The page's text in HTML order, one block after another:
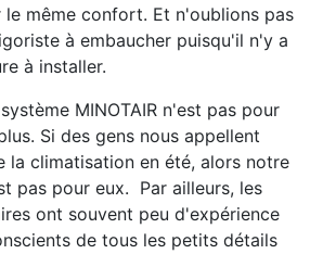
même confort. Et n'oublions pas
à embaucher puisqu'il n'y a
à installer.
MINOTAIR n'est pas pour
Si des gens nous appellent
la climatisation en été, alors notre
pas pour eux. Par ailleurs, les
ont souvent peu d'expérience
de tous les petits détails